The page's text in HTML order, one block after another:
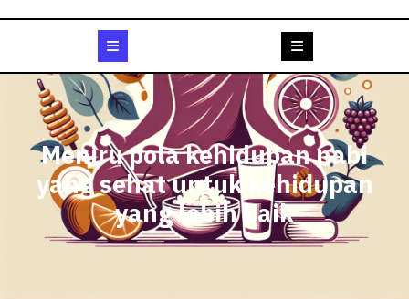
Button
Meniru pola kehidupan nabi
yang sehat untuk kehidupan
yang lebih baik